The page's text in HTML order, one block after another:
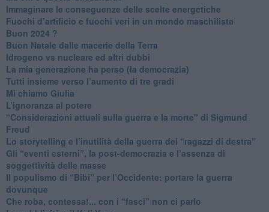
Immaginare le conseguenze delle scelte energetiche
​Fuochi d’artificio e fuochi veri in un mondo maschilista
Buon 2024 ?
​Buon Natale dalle macerie della Terra
​Idrogeno vs nucleare ed altri dubbi
​La mia generazione ha perso (la democrazia)
​Tutti insieme verso l’aumento di tre gradi
Mi chiamo Giulia
L’ignoranza al potere
​“Considerazioni attuali sulla guerra e la morte" di Sigmund
Freud
​Lo storytelling e l’inutilità della guerra dei “ragazzi di destra”
​Gli “eventi esterni”, la post-democrazia e l’assenza di
soggettività delle masse
​Il populismo di “Bibi” per l’Occidente: portare la guerra
dovunque
​Che roba, contessa!... con i “fasci” non ci parlo